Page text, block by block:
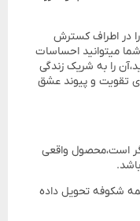
در اطراف کسترش
میتوانید احساسات
را به شریک زندگی
تقویت و پیوند عشق
است،محصول واقعی
شکوفه تحویل داده